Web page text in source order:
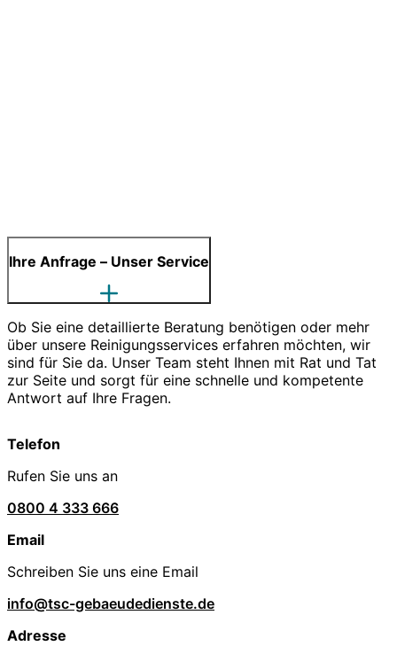
Ihre Anfrage – Unser Service
Ob Sie eine detaillierte Beratung benötigen oder mehr
über unsere Reinigungsservices erfahren möchten, wir
sind für Sie da. Unser Team steht Ihnen mit Rat und Tat
zur Seite und sorgt für eine schnelle und kompetente
Antwort auf Ihre Fragen.
Telefon
Rufen Sie uns an
0800 4 333 666
Email
Schreiben Sie uns eine Email
info@tsc-gebaeudedienste.de
Adresse